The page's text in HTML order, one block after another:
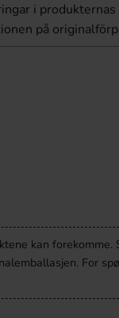
i
på
kan forekomme.
For